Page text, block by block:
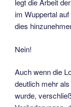
legt die Arbeit
im Wuppertal
dies
Nein!
Auch wenn die
deutlich mehr
wurde,